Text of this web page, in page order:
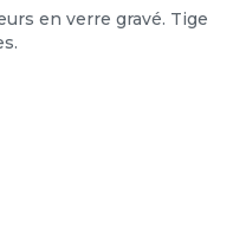
en verre gravé. Tige